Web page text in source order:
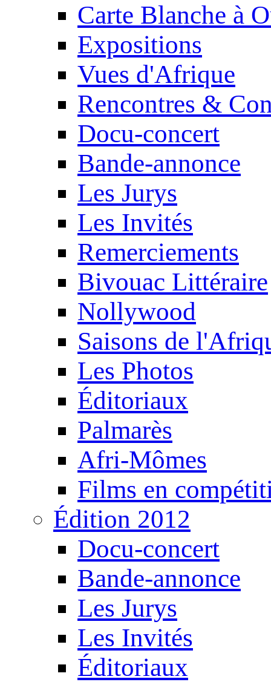
Carte Blanche à
Expositions
Vues d'Afrique
Rencontres &
Docu-concert
Bande-annonce
Les Jurys
Les Invités
Remerciements
Bivouac Littéraire
Nollywood
Saisons de
Les Photos
Éditoriaux
Palmarès
Afri-Mômes
Films en
Édition 2012
Docu-concert
Bande-annonce
Les Jurys
Les Invités
Éditoriaux